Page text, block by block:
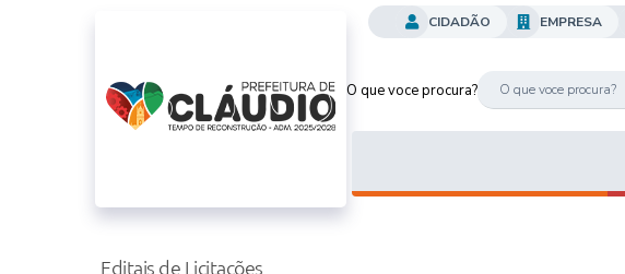
O que voce procura?
CIDADÃO EMPRESA
Editais de Licitações